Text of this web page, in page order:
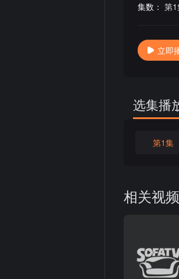
集数： 第
立即
选集播
第1集
相关视频